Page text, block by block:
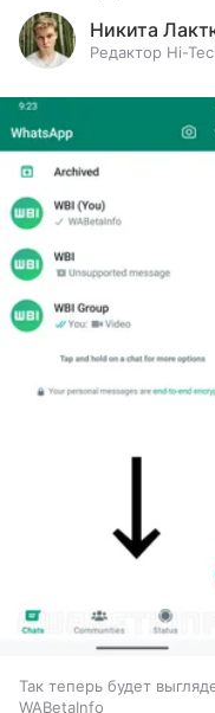
Никита
Редактор Hi-
Так теперь будет
WABetaInfo